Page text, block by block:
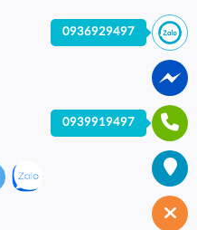
0936929497
0939919497